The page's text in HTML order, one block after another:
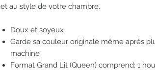
et au style de votre chambre.
Doux et soyeux
Garde sa couleur originale même après
machine
Format Grand Lit (Queen) comprend: 1